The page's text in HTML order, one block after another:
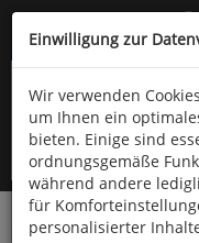
Kompletten Head der
Startseite Bücher
Einwilligung zur
Wir verwenden
um Ihnen ein
bieten. Einige sind
ordnungsgemäße
während andere
für
personalisierter